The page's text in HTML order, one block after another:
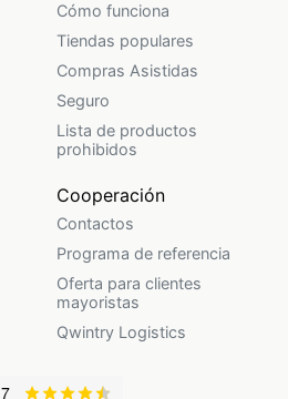
Cómo funciona
Tiendas populares
Compras Asistidas
Seguro
Lista de productos
prohibidos
Cooperación
Contactos
Programa de referencia
Oferta para clientes
mayoristas
Qwintry Logistics